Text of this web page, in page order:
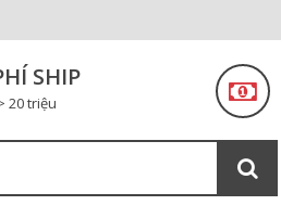
SHIP
20 triệu